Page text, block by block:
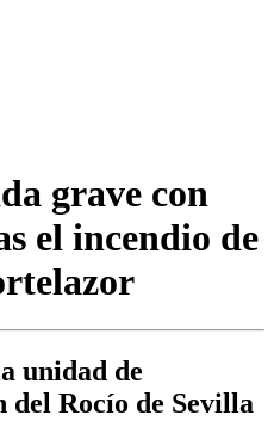
grave con
el incendio de
unidad de
del Rocío de Sevilla